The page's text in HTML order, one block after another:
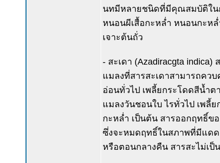
นทมีหลายชนิดที่มีคุณสมบัติใน
หนอนผีเสื้อกะหล่ำ หนอนกะห
เจาะต้นถั่ว
- สะเดา (Azadiracgta
แมลงที่สารสะเดาสามารถคว
อ่อนทั่วไป เพลี้ยกระโดดสีน้ำ
แมลงวันชอนใบ ไรทั่วไป เพลี้
กะหล่ำ เป็นต้น สารออกฤทธิ์ขอ
ซึ่งจะหมดฤทธิ์ในสภาพที่มีแดด
หรือตอนกลางคืน สารสะไม่เ